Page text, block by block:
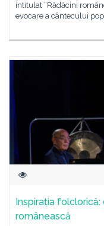
intitulat “Rădăcini
evocare a cântecului
Inspirația folclorică:
românească